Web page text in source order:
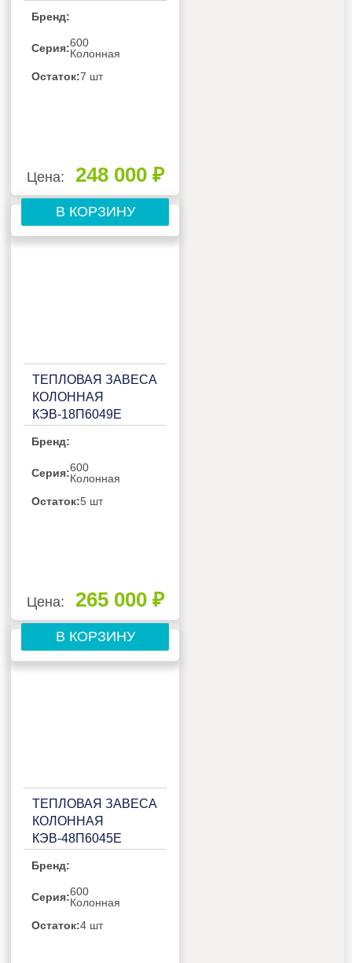
Бренд:
Серия:600
Колонная
Остаток:7 шт
Цена: 248 000 ₽
В КОРЗИНУ
ТЕПЛОВАЯ ЗАВЕСА
КОЛОННАЯ
КЭВ-18П6049Е
Бренд:
Серия:600
Колонная
Остаток:5 шт
Цена: 265 000 ₽
В КОРЗИНУ
ТЕПЛОВАЯ ЗАВЕСА
КОЛОННАЯ
КЭВ-48П6045Е
Бренд:
Серия:600
Колонная
Остаток:4 шт